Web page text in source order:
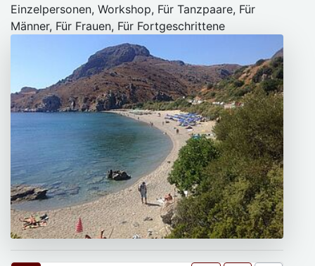
Einzelpersonen, Workshop, Für Tanzpaare, Für
Männer, Für Frauen, Für Fortgeschrittene